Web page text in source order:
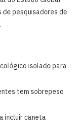
pesquisadores de
isolado para
tem sobrepeso
incluir caneta